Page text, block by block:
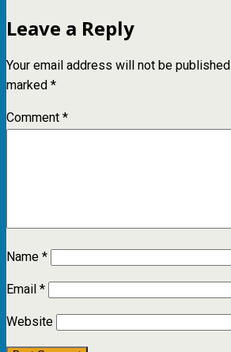
Leave a Reply
Your email address will not be
marked*
Comment*
Name*
Email*
Website